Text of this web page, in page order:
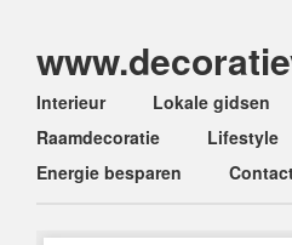
Main menu
Skip
to
content
Interieur Lokale gidsen
Raamdecoratie
Lifestyle
Energie besparen